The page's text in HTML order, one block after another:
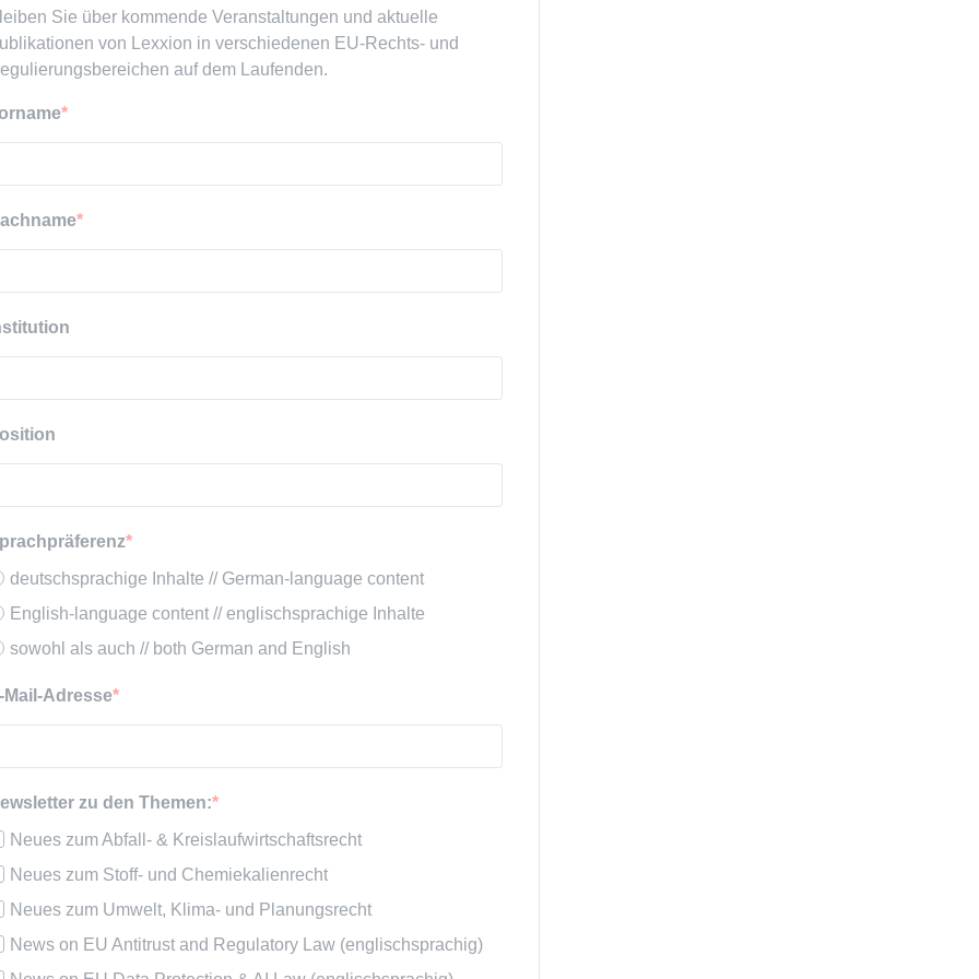
Sie über kommende Veranstaltungen und aktuelle
von Lexxion in verschiedenen EU-Rechts- und
auf dem Laufenden.
deutschsprachige Inhalte // German-language content
English-language content // englischsprachige Inhalte
sowohl als auch // both German and English
Mail-Adresse
zu den Themen:
Neues zum Abfall- & Kreislaufwirtschaftsrecht
Neues zum Stoff- und Chemiekalienrecht
Neues zum Umwelt, Klima- und Planungsrecht
News on EU Antitrust and Regulatory Law (englischsprachig)